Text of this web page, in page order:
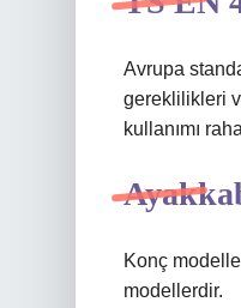
Avrupa
gereklilikleri
kullanımı
Konç
modellerdir.